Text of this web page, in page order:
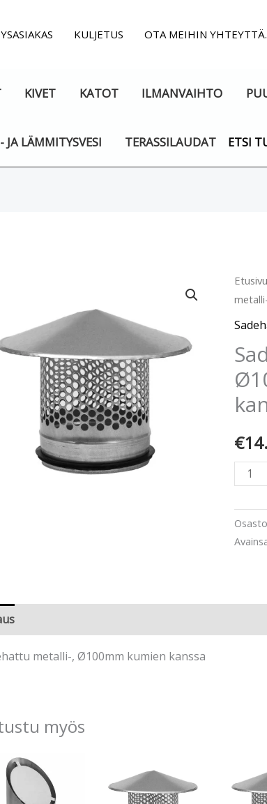
KULJETUS OTA MEIHIN YHTEYTTÄ.
KIVET KATOT ILMANVAIHTO
JA LÄMMITYSVESI TERASSILAUDAT ETSI
Etusivu
€
kanssa
määrä
metalli-, Ø100mm kumien kanssa
myös
oli: